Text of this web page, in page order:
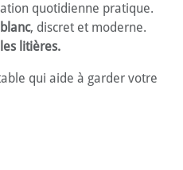
quotidienne pratique.
, discret et moderne.
litières.
qui aide à garder votre